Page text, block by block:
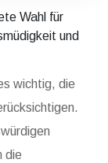
Wahl für
und
wichtig, die
die